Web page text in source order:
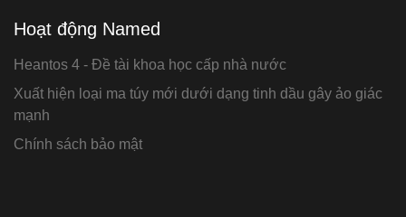
Hoạt động Named
Heantos 4 - Đề tài khoa học cấp nhà nước
Xuất hiện loại ma túy mới dưới dạng tinh dầu gây ảo giác
mạnh
Chính sách bảo mật